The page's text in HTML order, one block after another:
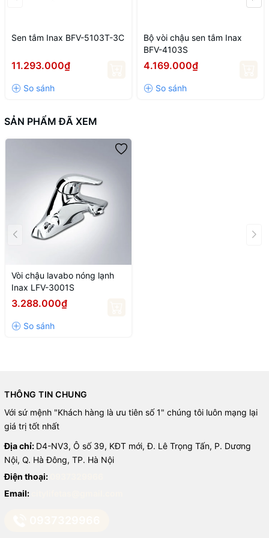
quốc bởi chất lượng sản phẩm tốt, giá thành hợp lý và chế độ bảo
Sen tắm Inax BFV-5103T-3C
11.293.000₫
Bộ vòi chậu sen tắm Inax
BFV-4103S
4.169.000₫
SẢN PHẨM ĐÃ XEM
Vòi chậu lavabo nóng lạnh
Inax LFV-3001S
3.288.000₫
THÔNG TIN CHUNG
Với sứ mệnh "Khách hàng là ưu tiên số 1" chúng tôi luôn mạng lại
giá trị tốt nhất
Địa chỉ: D4-NV3, Ô số 39, KĐT mới, Đ. Lê Trọng Tấn, P. Dương
Nội, Q. Hà Đông, TP. Hà Nội
Điện thoại:
Email: